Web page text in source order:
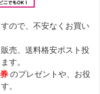
ので、不安なくお買い
売、送料格安ポスト投
す。
のプレゼントや、お役
。